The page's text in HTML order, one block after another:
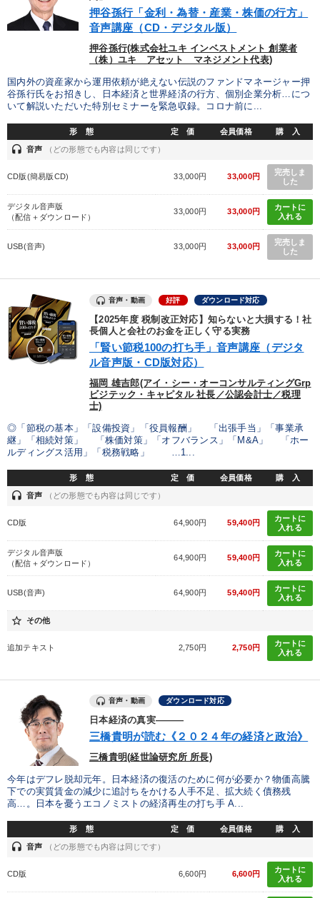
押谷孫行「金利・為替・産業・株価の行方」
音声講座（CD・デジタル版）
押谷孫行(株式会社ユキ インベストメント 創業者
（株）ユキ アセット マネジメント代表)
国内外の資産家から運用依頼が絶えない伝説のファンドマネージャー押
谷孫行氏をお招きし、日本経済と世界経済の行方、個別企業分析…につ
いて解説いただいた特別セミナーを緊急収録。コロナ前に...
形 態 定 価 会員価格 購 入
headset 音声 （どの形態でも内容は同じです）
CD版(簡易版CD) 33,000円 33,000円
完売しま
した
デジタル音声版
（配信＋ダウンロード）
33,000円 33,000円
カートに
入れる
USB(音声) 33,000円 33,000円
完売しま
した
音声・動画 好評 ダウンロード対応
【2025年度 税制改正対応】知らないと大損する！社
長個人と会社のお金を正しく守る実務
「賢い節税100の打ち手」音声講座（デジタ
ル音声版・CD版対応）
福岡 雄吉郎(アイ・シー・オーコンサルティングGrp
ビジテック・キャピタル 社長／公認会計士／税理
士)
◎「節税の基本」「設備投資」「役員報酬」 「出張手当」「事業承
継」「相続対策」 「株価対策」「オフバランス」「M&A」 「ホー
ルディングス活用」「税務戦略」 …1...
形 態 定 価 会員価格 購 入
headset 音声 （どの形態でも内容は同じです）
CD版 64,900円 59,400円
カートに
入れる
デジタル音声版
（配信＋ダウンロード）
64,900円 59,400円
カートに
入れる
USB(音声) 64,900円 59,400円
カートに
入れる
star_border その他
追加テキスト 2,750円 2,750円
カートに
入れる
音声・動画 ダウンロード対応
日本経済の真実―――
三橋貴明が読む《２０２４年の経済と政治》
三橋貴明(経世論研究所 所長)
今年はデフレ脱却元年。日本経済の復活のために何が必要か？物価高騰
下での実質賃金の減少に追討ちをかける人手不足、拡大続く債務残
高…。日本を憂うエコノミストの経済再生の打ち手 A...
形 態 定 価 会員価格 購 入
headset 音声 （どの形態でも内容は同じです）
CD版 6,600円 6,600円
カートに
入れる